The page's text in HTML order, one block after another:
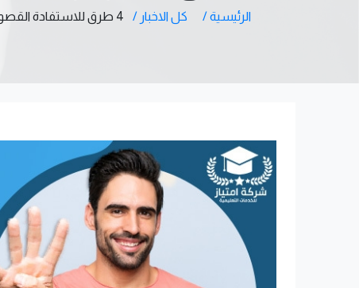
الرئيسية / كل الاخبار / 4 طرق للاستفادة القصوى من الصيف في الدراسات العليا مع امتياز أفضل مكتب أبحاث علمية بالسعودية